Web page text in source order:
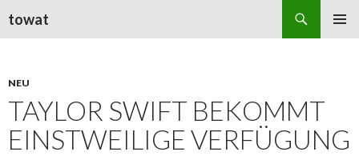
towat
NEU
TAYLOR SWIFT BEKOMMT
EINSTWEILIGE VERFÜGUNG